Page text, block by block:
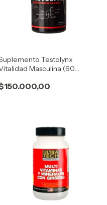
Testolynx
Masculina (60